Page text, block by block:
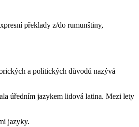
překlady z/do rumunštiny,
a politických důvodů nazývá
úředním jazykem lidová latina. Mezi lety
jazyky.